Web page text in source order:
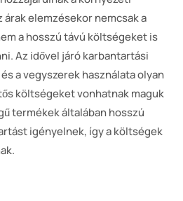
elemzésekor nemcsak a
a hosszú távú költségeket is
Az idővel járó karbantartási
a vegyszerek használata olyan
költségeket vonhatnak maguk
termékek általában hosszú
igényelnek, így a költségek